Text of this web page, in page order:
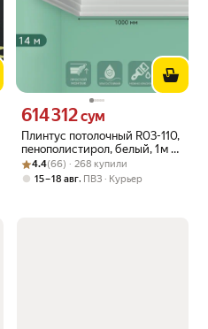
Плинтус потолочный R03-110,
пенополистирол, белый, 1 м —
14 шт. в упаковке
Цена 614312 сум вместо
614 312сум
Рейтинг товара: 4.4 из 5
Оценок: (66) · 268 купили
4.4(66) · 268 купили
15 – 18 авг, ПВЗ Курьер